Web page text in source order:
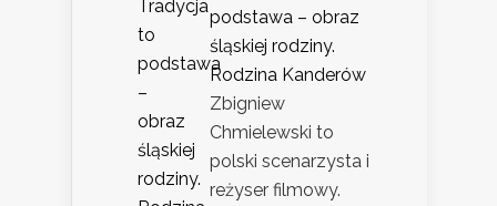
podstawa – obraz
śląskiej rodziny.
Rodzina Kanderów
Zbigniew
Chmielewski to
polski scenarzysta i
reżyser filmowy.